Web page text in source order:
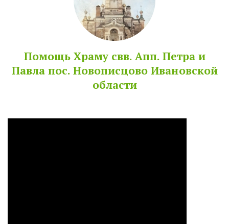
Помощь Храму свв. Апп. Петра и
Павла пос. Новописцово Ивановской
области